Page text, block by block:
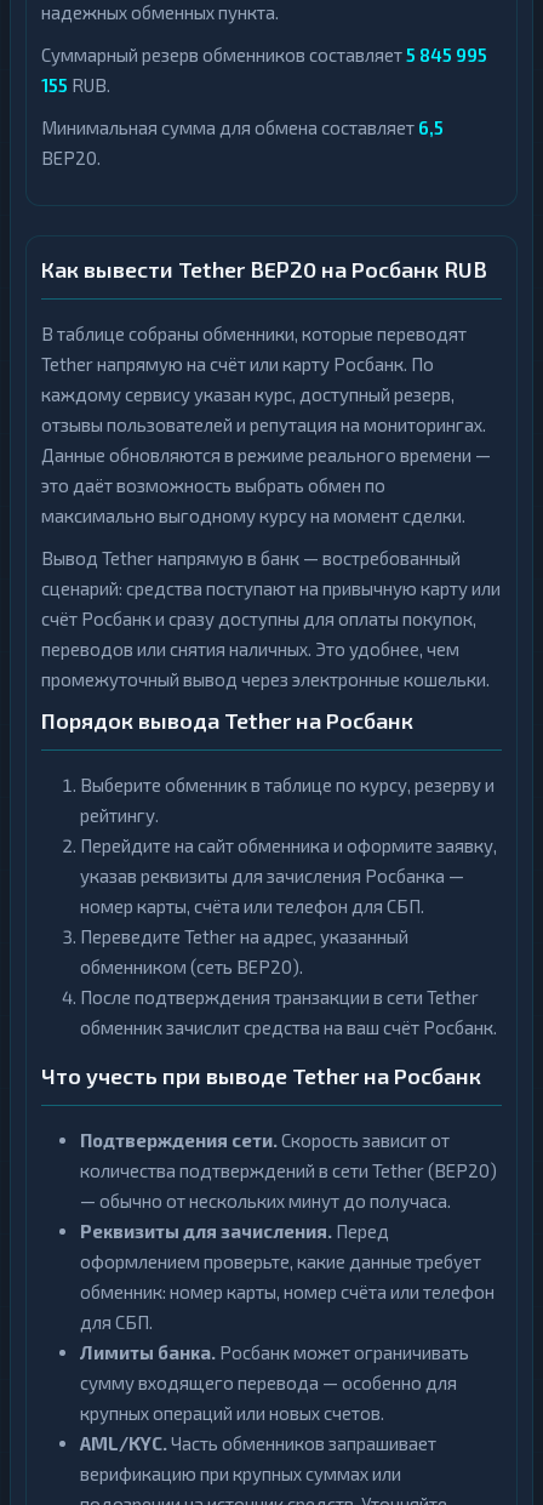
надежных обменных пункта.
Суммарный резерв обменников составляет5 845 995
155 RUB.
Минимальная сумма для обмена составляет 6,5
BEP20.
Как вывести Tether BEP20 на Росбанк RUB
В таблице собраны обменники, которые переводят
Tether напрямую на счёт или карту Росбанк. По
каждому сервису указан курс, доступный резерв,
отзывы пользователей и репутация на мониторингах.
Данные обновляются в режиме реального времени —
это даёт возможность выбрать обмен по
максимально выгодному курсу на момент сделки.
Вывод Tether напрямую в банк — востребованный
сценарий: средства поступают на привычную карту или
счёт Росбанк и сразу доступны для оплаты покупок,
переводов или снятия наличных. Это удобнее, чем
промежуточный вывод через электронные кошельки.
Порядок вывода Tether на Росбанк
Выберите обменник в таблице по курсу, резерву и
рейтингу.
Перейдите на сайт обменника и оформите заявку,
указав реквизиты для зачисления Росбанка —
номер карты, счёта или телефон для СБП.
Переведите Tether на адрес, указанный
обменником (сеть BEP20).
После подтверждения транзакции в сети Tether
обменник зачислит средства на ваш счёт Росбанк.
Что учесть при выводе Tether на Росбанк
Подтверждения сети.Скорость зависит от
количества подтверждений в сети Tether (BEP20)
— обычно от нескольких минут до получаса.
Реквизиты для зачисления. Перед
оформлением проверьте, какие данные требует
обменник: номер карты, номер счёта или телефон
для СБП.
Лимиты банка. Росбанк может ограничивать
сумму входящего перевода — особенно для
крупных операций или новых счетов.
AML/KYC.Часть обменников запрашивает
верификацию при крупных суммах или